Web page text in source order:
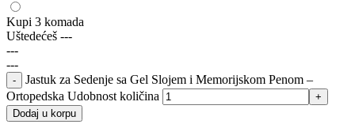
Kupi 3 komada
Uštedećeš ---
---
---
Jastuk za Sedenje sa Gel Slojem i Memorijskom Penom –
Ortopedska Udobnost količina
Dodaj u korpu